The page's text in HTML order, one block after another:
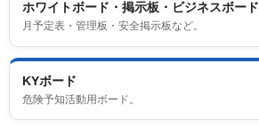
ホワイトボード・掲示板・ビジネスボード
月予定表・管理板・安全掲示板など。
KYボード
危険予知活動用ボード。